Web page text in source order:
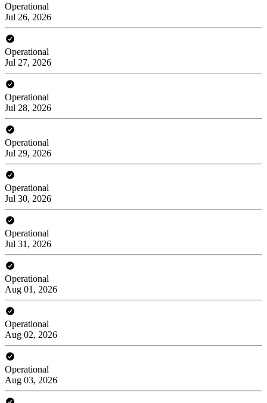
Operational
Jul 26, 2026
Operational
Jul 27, 2026
Operational
Jul 28, 2026
Operational
Jul 29, 2026
Operational
Jul 30, 2026
Operational
Jul 31, 2026
Operational
Aug 01, 2026
Operational
Aug 02, 2026
Operational
Aug 03, 2026